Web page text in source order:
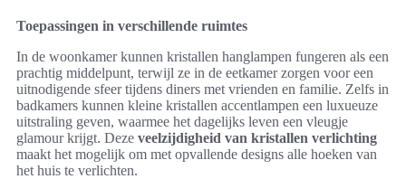
Toepassingen in verschillende ruimtes
In de woonkamer kunnen kristallen hanglampen fungeren als een
prachtig middelpunt, terwijl ze in de eetkamer zorgen voor een
uitnodigende sfeer tijdens diners met vrienden en familie. Zelfs in
badkamers kunnen kleine kristallen accentlampen een luxueuze
uitstraling geven, waarmee het dagelijks leven een vleugje
glamour krijgt. Deze veelzijdigheid van kristallen verlichting
maakt het mogelijk om met opvallende designs alle hoeken van
het huis te verlichten.